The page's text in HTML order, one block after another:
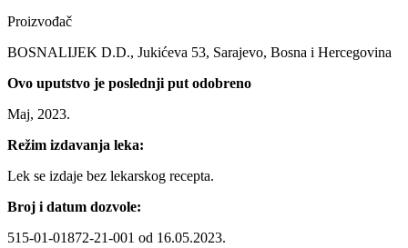
Proizvođač
BOSNALIJEK D.D., Jukićeva 53, Sarajevo, Bosna i Hercegovina
Ovo uputstvo je poslednji put odobreno
Maj, 2023.
Režim izdavanja leka:
Lek se izdaje bez lekarskog recepta.
Broj i datum dozvole:
515-01-01872-21-001 od 16.05.2023.